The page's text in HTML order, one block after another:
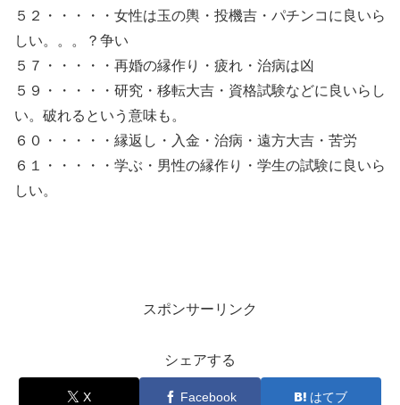
５２・・・・・女性は玉の輿・投機吉・パチンコに良いら
しい。。。？争い
５７・・・・・再婚の縁作り・疲れ・治病は凶
５９・・・・・研究・移転大吉・資格試験などに良いらし
い。破れるという意味も。
６０・・・・・縁返し・入金・治病・遠方大吉・苦労
６１・・・・・学ぶ・男性の縁作り・学生の試験に良いら
しい。
スポンサーリンク
シェアする
X Facebook はてブ